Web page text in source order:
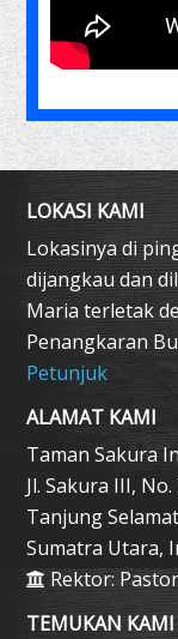
LOKASI KAMI
Lokasinya di
dijangkau dan
Maria terletak
Penangkaran
Petunjuk
ALAMAT KAMI
Taman Sakura
Jl. Sakura III, No.
Tanjung
Sumatra Utara,
Rektor:
TEMUKAN KAMI